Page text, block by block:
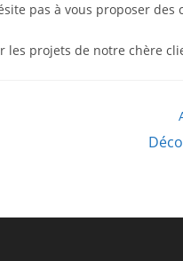
pas à vous proposer des
les projets de notre chère